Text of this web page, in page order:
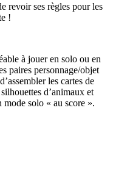
revoir ses règles pour les
!
à jouer en solo ou en
paires personnage/objet
les cartes de
d’animaux et
solo « au score ».